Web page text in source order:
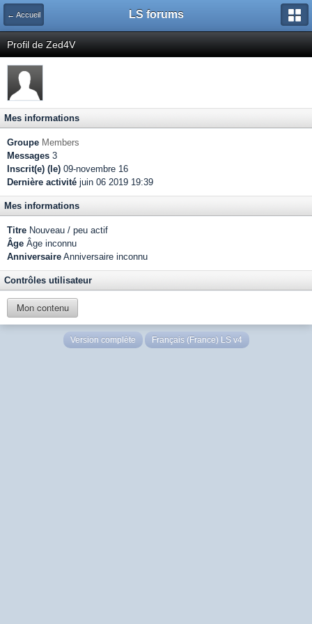
← Accueil LS forums
Profil de Zed4V
Mes informations
Groupe Members
Messages 3
Inscrit(e) (le) 09-novembre 16
Dernière activité juin 06 2019 19:39
Mes informations
Titre Nouveau / peu actif
Âge Âge inconnu
Anniversaire Anniversaire inconnu
Contrôles utilisateur
Mon contenu
Version complète Français (France) LS v4